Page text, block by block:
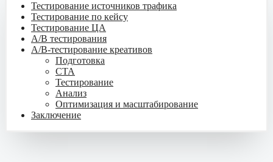
Тестирование источников трафика
Тестирование по кейсу
Тестирование ЦА
A/B тестирования
A/B-тестирование креативов
Подготовка
СТА
Тестирование
Анализ
Оптимизация и масштабирование
Заключение